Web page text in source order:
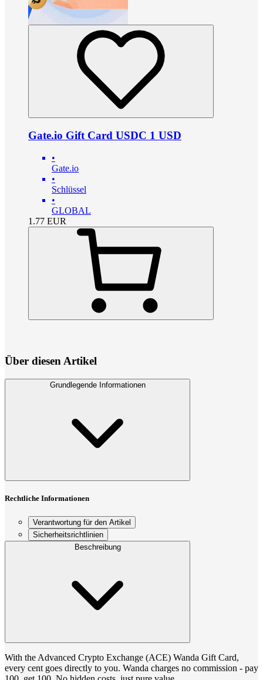
Gate.io Gift Card USDC 1 USD
•
Gate.io
•
Schlüssel
•
GLOBAL
1.77 EUR
Über diesen Artikel
Grundlegende Informationen
Rechtliche Informationen
Verantwortung für den Artikel
Sicherheitsrichtlinien
Beschreibung
With the Advanced Crypto Exchange (ACE) Wanda Gift Card,
every cent goes directly to you. Wanda charges no commission - pay